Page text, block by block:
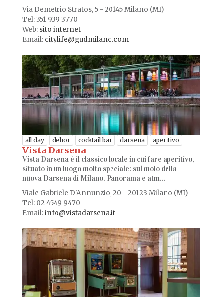
Via Demetrio Stratos, 5 - 20145 Milano (MI)
Tel: 351 939 3770
Web: sito internet
Email: citylife@gudmilano.com
all day dehor cocktail bar darsena aperitivo
Vista Darsena
Vista Darsena è il classico locale in cui fare aperitivo,
situato in un luogo molto speciale: sul molo della
nuova Darsena di Milano. Panorama e atm...
Viale Gabriele D'Annunzio, 20 - 20123 Milano (MI)
Tel: 02 4549 9470
Email:info@vistadarsena.it